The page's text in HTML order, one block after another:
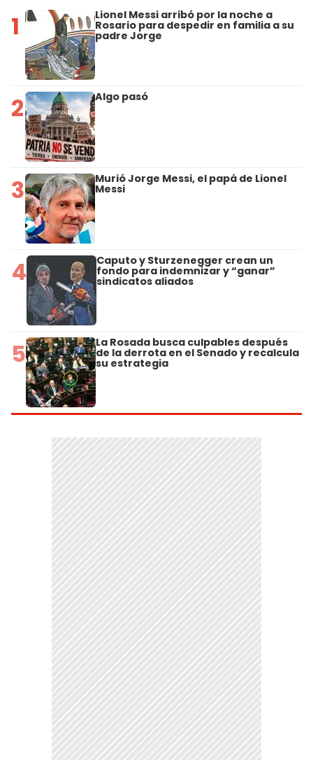
1 Lionel Messi arribó por la noche a
Rosario para despedir en familia a su
padre Jorge
2 Algo pasó
3 Murió Jorge Messi, el papá de Lionel
Messi
4 Caputo y Sturzenegger crean un
fondo para indemnizar y “ganar”
sindicatos aliados
5 La Rosada busca culpables después
de la derrota en el Senado y recalcula
su estrategia